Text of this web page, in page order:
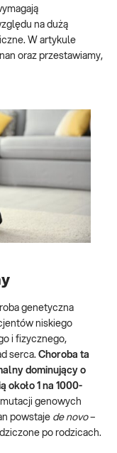
na dużą
W artykule
oraz przestawiamy,
genetyczna
niskiego
i fizycznego,
serca. Choroba ta
dominujący o
około 1 na 1000-
mutacji genowych
powstaje de novo–
po rodzicach.